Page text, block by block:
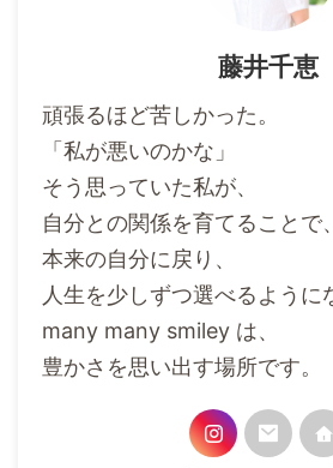
藤井千恵
頑張るほど苦しかった。
「私が悪いのかな」
そう思っていた私が、
自分との関係を育てることで、
本来の自分に戻り、
人生を少しずつ選べるように
many many smiley は、
豊かさを思い出す場所です。